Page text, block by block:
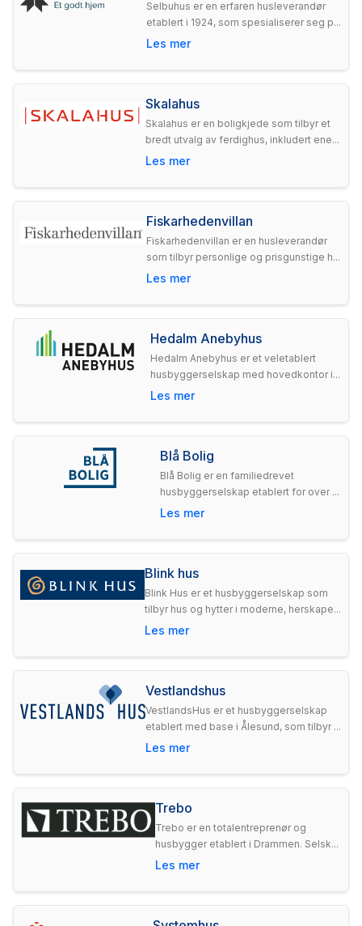
Selbuhus er en erfaren husleverandør
etablert i 1924, som spesialiserer seg p...
Les mer
Skalahus
Skalahus er en boligkjede som tilbyr et
bredt utvalg av ferdighus, inkludert ene...
Les mer
Fiskarhedenvillan
Fiskarhedenvillan er en husleverandør
som tilbyr personlige og prisgunstige h...
Les mer
Hedalm Anebyhus
Hedalm Anebyhus er et veletablert
husbyggerselskap med hovedkontor i...
Les mer
Blå Bolig
Blå Bolig er en familiedrevet
husbyggerselskap etablert for over ...
Les mer
Blink hus
Blink Hus er et husbyggerselskap som
tilbyr hus og hytter i moderne, herskape...
Les mer
Vestlandshus
VestlandsHus er et husbyggerselskap
etablert med base i Ålesund, som tilbyr ...
Les mer
Trebo
Trebo er en totalentreprenør og
husbygger etablert i Drammen. Selsk...
Les mer